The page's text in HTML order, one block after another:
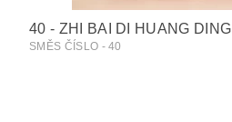
40 - ZHI BAI DI HUANG DING
SMĚS ČÍSLO - 40